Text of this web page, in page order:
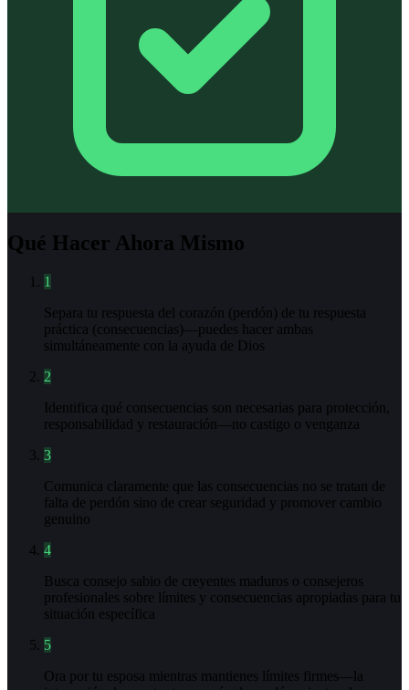
Qué Hacer Ahora Mismo
1
Separa tu respuesta del corazón (perdón) de tu respuesta
práctica (consecuencias)—puedes hacer ambas
simultáneamente con la ayuda de Dios
2
Identifica qué consecuencias son necesarias para protección,
responsabilidad y restauración—no castigo o venganza
3
Comunica claramente que las consecuencias no se tratan de
falta de perdón sino de crear seguridad y promover cambio
genuino
4
Busca consejo sabio de creyentes maduros o consejeros
profesionales sobre límites y consecuencias apropiadas para tu
situación específica
5
Ora por tu esposa mientras mantienes límites firmes—la